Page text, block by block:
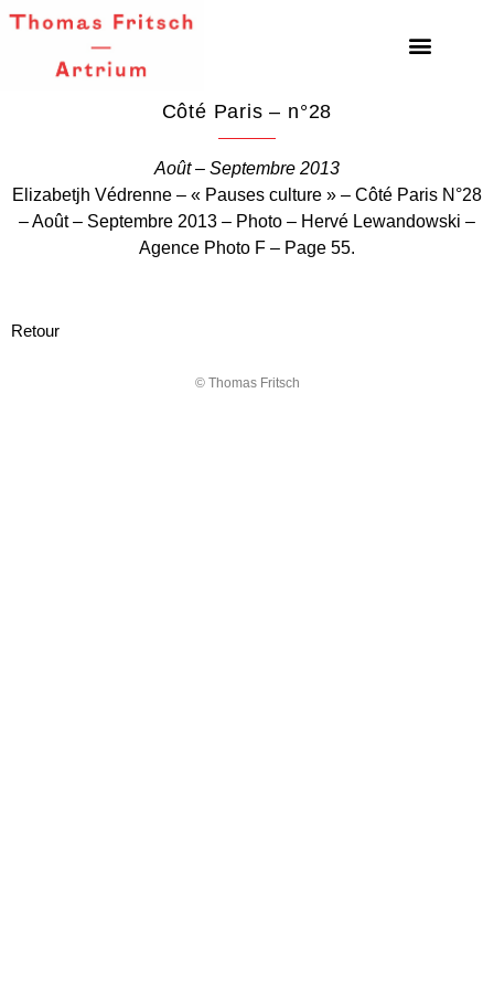
Côté Paris – n°28
Août – Septembre 2013
Elizabetjh Védrenne – « Pauses culture » – Côté Paris N°28
– Août – Septembre 2013 – Photo – Hervé Lewandowski –
Agence Photo F – Page 55.
Retour
© Thomas Fritsch